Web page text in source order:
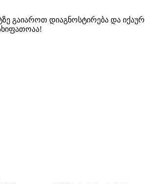
გაიაროთ დიაგნოსტირება და იქაურ